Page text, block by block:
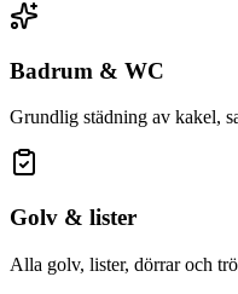
Badrum & WC
Grundlig städning av kakel,
Golv & lister
Alla golv, lister, dörrar och